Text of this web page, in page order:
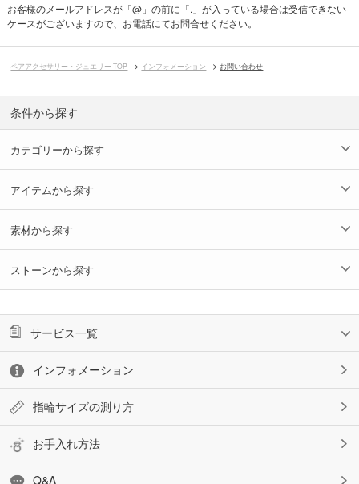
お客様のメールアドレスが「@」の前に「.」が入っている場合は受信できない
ケースがございますので、お電話にてお問合せください。
ペアアクセサリー・ジュエリー TOP インフォメーション お問い合わせ
条件から探す
カテゴリーから探す
アイテムから探す
素材から探す
ストーンから探す
サービス一覧
インフォメーション
指輪サイズの測り方
お手入れ方法
Q&A